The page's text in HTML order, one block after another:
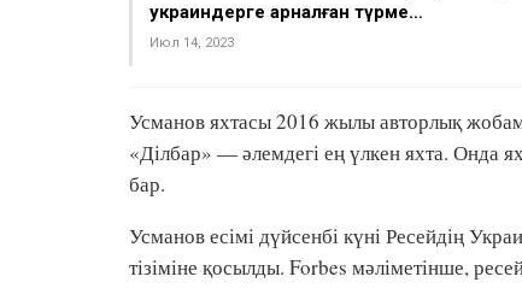
украиндерге арналған түрме…
Июл 14, 2023
Усманов яхтасы 2016 жылы авторлық
«Ділбар» — әлемдегі ең үлкен яхта. Онда
бар.
Усманов есімі дүйсенбі күні Ресейдің
тізіміне қосылды. Forbes мәліметінше,